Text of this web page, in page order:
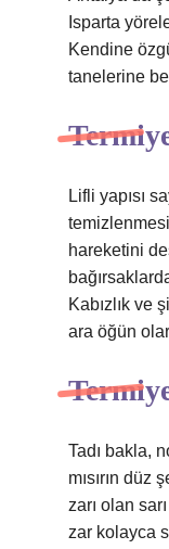
Isparta
Kendine
tanelerine
Lifli yapısı
hareketini
Kabızlık ve
ara öğün
Tadı bakla,
mısırın düz
zarı olan
zar kolayca